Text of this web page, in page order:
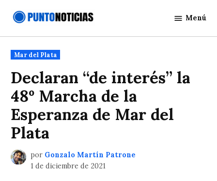
Noticias
Menú
Publicado
en
Mar del Plata
Declaran “de interés” la
48º Marcha de la
Esperanza de Mar del
Plata
por Gonzalo Martín Patrone
1 de diciembre de 2021